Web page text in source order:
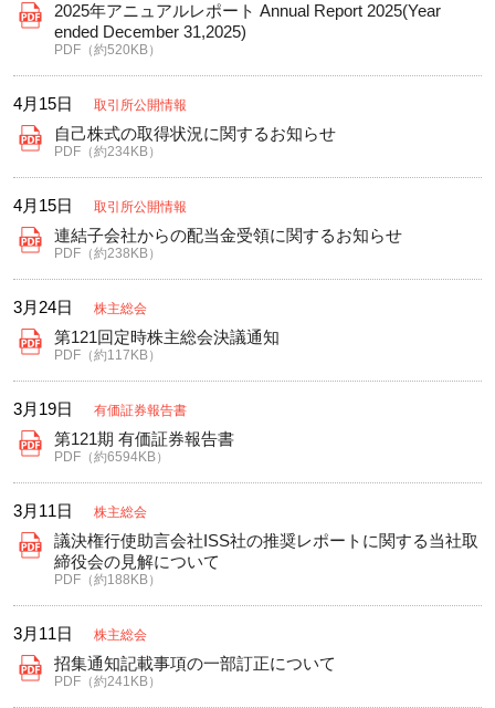
2025年アニュアルレポート Annual Report 2025(Year
ended December 31,2025)
PDF（約520KB）
4月15日 取引所公開情報
自己株式の取得状況に関するお知らせ
PDF（約234KB）
4月15日 取引所公開情報
連結子会社からの配当金受領に関するお知らせ
PDF（約238KB）
3月24日 株主総会
第121回定時株主総会決議通知
PDF（約117KB）
3月19日 有価証券報告書
第121期 有価証券報告書
PDF（約6594KB）
3月11日 株主総会
議決権行使助言会社ISS社の推奨レポートに関する当社取
締役会の見解について
PDF（約188KB）
3月11日 株主総会
招集通知記載事項の一部訂正について
PDF（約241KB）